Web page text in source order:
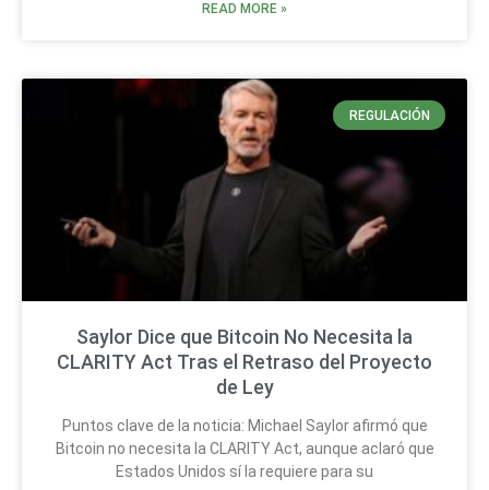
READ MORE »
REGULACIÓN
Saylor Dice que Bitcoin No Necesita la
CLARITY Act Tras el Retraso del Proyecto
de Ley
Puntos clave de la noticia: Michael Saylor afirmó que
Bitcoin no necesita la CLARITY Act, aunque aclaró que
Estados Unidos sí la requiere para su